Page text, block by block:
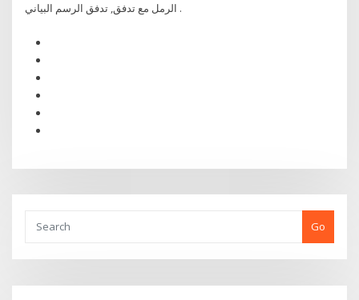
الرمل مع تدفق, تدفق الرسم البياني .
Go